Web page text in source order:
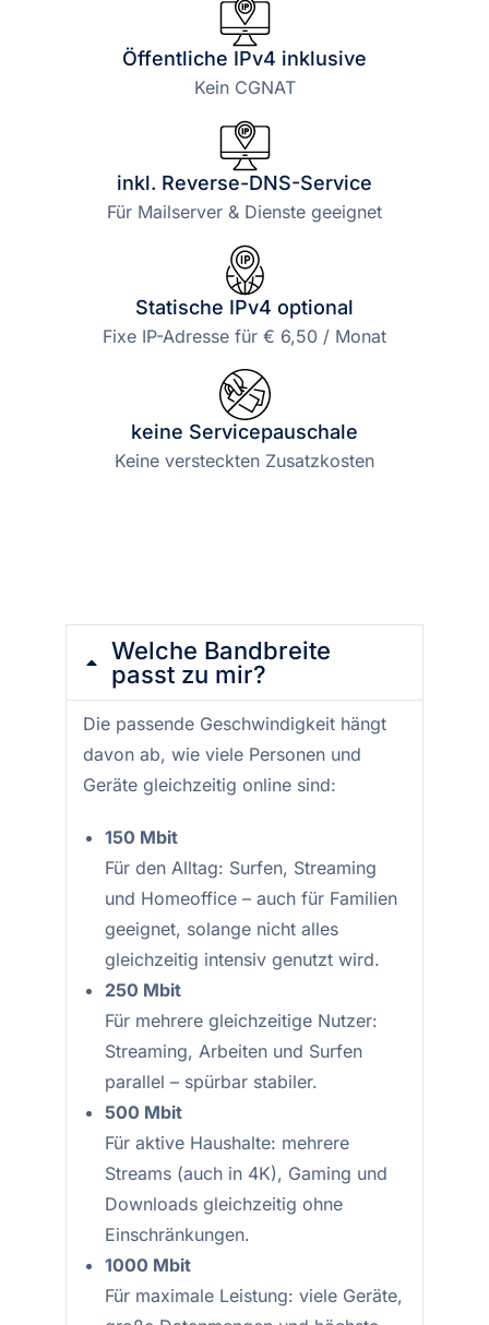
Öffentliche IPv4 inklusive
Kein CGNAT
inkl. Reverse-DNS-Service
Für Mailserver & Dienste geeignet
Statische IPv4 optional
Fixe IP-Adresse für € 6,50 / Monat
keine Servicepauschale
Keine versteckten Zusatzkosten
Welche Bandbreite
passt zu mir?
Die passende Geschwindigkeit hängt
davon ab, wie viele Personen und
Geräte gleichzeitig online sind:
150 Mbit
Für den Alltag: Surfen, Streaming
und Homeoffice – auch für Familien
geeignet, solange nicht alles
gleichzeitig intensiv genutzt wird.
250 Mbit
Für mehrere gleichzeitige Nutzer:
Streaming, Arbeiten und Surfen
parallel – spürbar stabiler.
500 Mbit
Für aktive Haushalte: mehrere
Streams (auch in 4K), Gaming und
Downloads gleichzeitig ohne
Einschränkungen.
1000 Mbit
Für maximale Leistung: viele Geräte,